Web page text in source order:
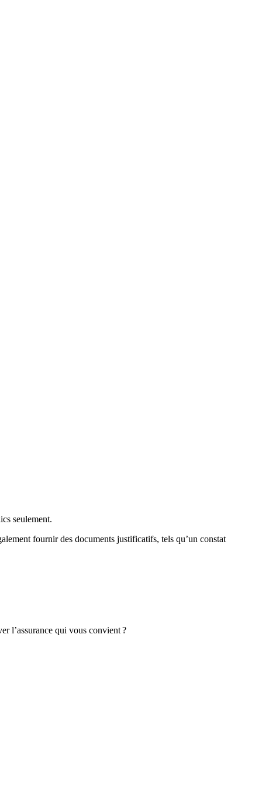
seulement.
fournir des documents justificatifs, tels qu’un constat
l’assurance qui vous convient ?